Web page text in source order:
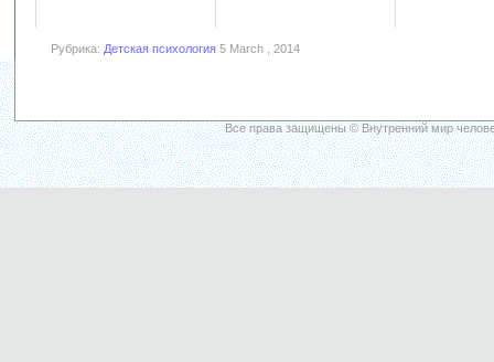
Рубрика: Детская психология 5 March , 2014
Все права защищены © Внутренний мир